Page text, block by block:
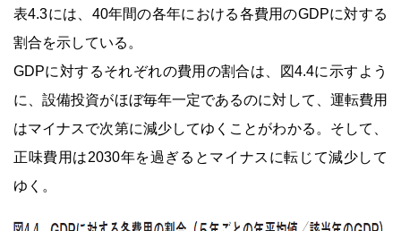
表4.3には、40年間の各年における各費用のGDPに対する
割合を示している。
GDPに対するそれぞれの費用の割合は、図4.4に示すよう
に、設備投資がほぼ毎年一定であるのに対して、運転費用
はマイナスで次第に減少してゆくことがわかる。そして、
正味費用は2030年を過ぎるとマイナスに転じて減少して
ゆく。